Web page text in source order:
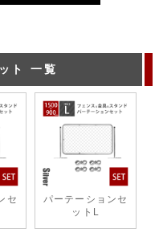
ト 一覧
セ
パーテーションセ
ットL